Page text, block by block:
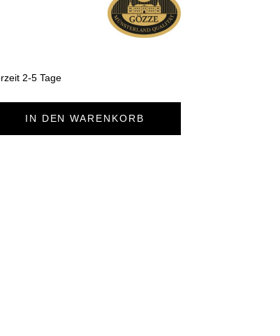
LIEGENBEZÜGE MIT
BADEMÄNTEL DUO SOFT
KUSCHELDECKEN PREMIUM
2-5 Tage
IN DEN WARENKORB